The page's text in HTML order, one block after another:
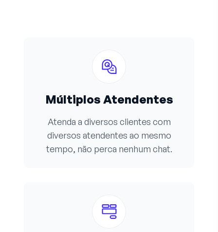
Múltiplos Atendentes
Atenda a diversos clientes com
diversos atendentes ao mesmo
tempo, não perca nenhum chat.